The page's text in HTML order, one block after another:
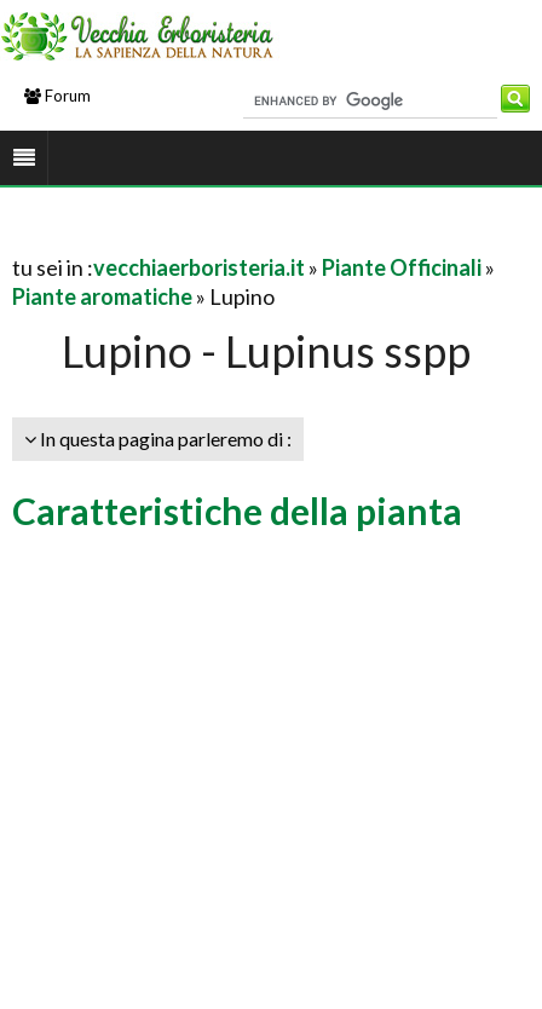
Forum
tu sei in :vecchiaerboristeria.it » Piante Officinali»
Piante aromatiche» Lupino
Lupino - Lupinus sspp
In questa pagina parleremo di :
Caratteristiche della pianta